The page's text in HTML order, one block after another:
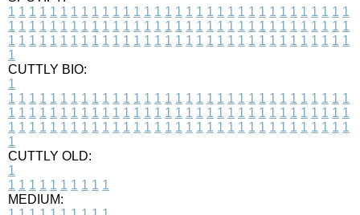
1 1 1 1 1 1 1 1 1 1 1 1 1 1 1 1 1 1 1 1 1 1 1 1 1 1 1 1 1 1 1 1 1
1 1 1 1 1 1 1 1 1 1 1 1 1 1 1 1 1 1 1 1 1 1 1 1 1 1 1 1 1 1 1 1 1
1 1 1 1 1 1 1 1 1 1 1 1 1 1 1 1 1 1 1 1 1 1 1 1 1 1 1 1 1 1 1 1 1
1
CUTTLY BIO:
1
1 1 1 1 1 1 1 1 1 1 1 1 1 1 1 1 1 1 1 1 1 1 1 1 1 1 1 1 1 1 1 1 1
1 1 1 1 1 1 1 1 1 1 1 1 1 1 1 1 1 1 1 1 1 1 1 1 1 1 1 1 1 1 1 1 1
1 1 1 1 1 1 1 1 1 1 1 1 1 1 1 1 1 1 1 1 1 1 1 1 1 1 1 1 1 1 1 1 1
1
CUTTLY OLD:
1
1 1 1 1 1 1 1 1 1 1
MEDIUM: